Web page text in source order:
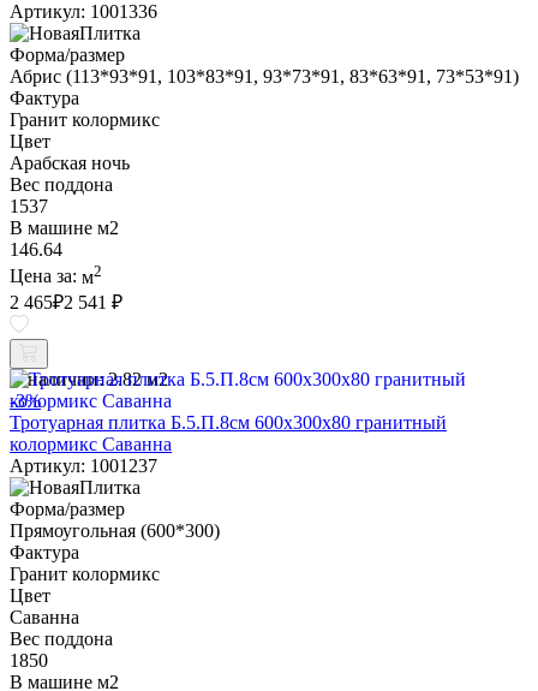
Артикул: 1001336
Форма/размер
Абрис (113*93*91, 103*83*91, 93*73*91, 83*63*91, 73*53*91)
Фактура
Гранит колормикс
Цвет
Арабская ночь
Вес поддона
1537
В машине м2
146.64
Цена за: м2
2 465₽2 541 ₽
В наличии: 2.82 м2
-3%
Тротуарная плитка Б.5.П.8см 600х300х80 гранитный
колормикс Саванна
Артикул: 1001237
Форма/размер
Прямоугольная (600*300)
Фактура
Гранит колормикс
Цвет
Саванна
Вес поддона
1850
В машине м2